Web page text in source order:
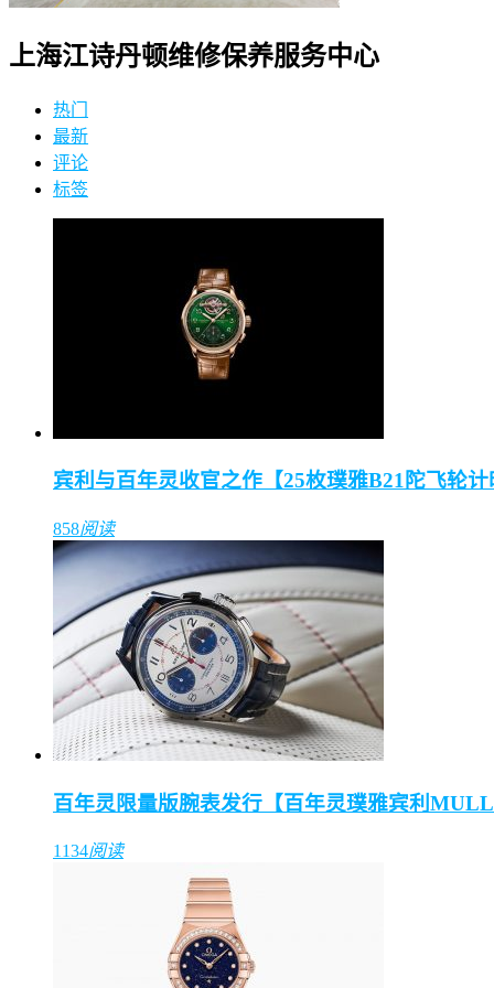
上海江诗丹顿维修保养服务中心
热门
最新
评论
标签
宾利与百年灵收官之作【25枚璞雅B21陀飞轮计
858阅读
百年灵限量版腕表发行【百年灵璞雅宾利
1134阅读